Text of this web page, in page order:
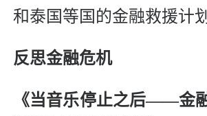
和泰国等国的金融救援计划
反思金融危机
《当音乐停止之后——金